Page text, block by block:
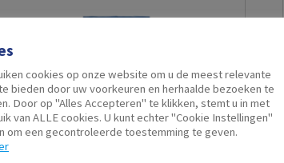
LC3217 Zwart
cookies op onze website om u de meest relevante
bieden door uw voorkeuren en herhaalde bezoeken te
Door op "Alles Accepteren" te klikken, stemt u in met
van ALLE cookies. U kunt echter "Cookie Instellingen"
om een gecontroleerde toestemming te geven.